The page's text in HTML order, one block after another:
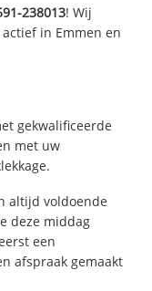
238013! Wij
in Emmen en
gekwalificeerde
met uw
altijd voldoende
deze middag
een
afspraak gemaakt